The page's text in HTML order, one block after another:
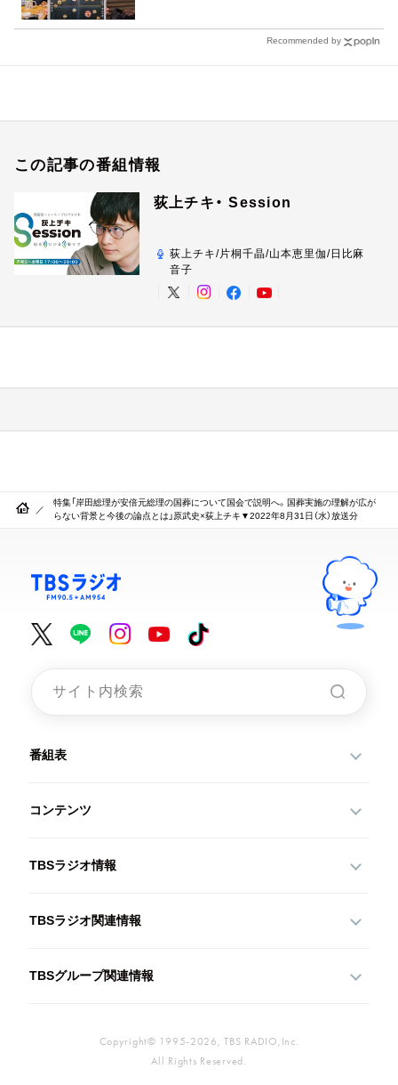
Recommended by
この記事の番組情報
荻上チキ・ Session
荻上チキ/片桐千晶/山本恵里伽/日比麻
音子
特集「岸田総理が安倍元総理の国葬について国会で説明へ。国葬実施の理解が広が
らない背景と今後の論点とは」原武史×荻上チキ▼2022年8月31日（水）放送分
番組表
コンテンツ
TBSラジオ情報
TBSラジオ関連情報
TBSグループ関連情報
Copyright© 1995-2026, TBS RADIO,Inc.
All Rights Reserved.